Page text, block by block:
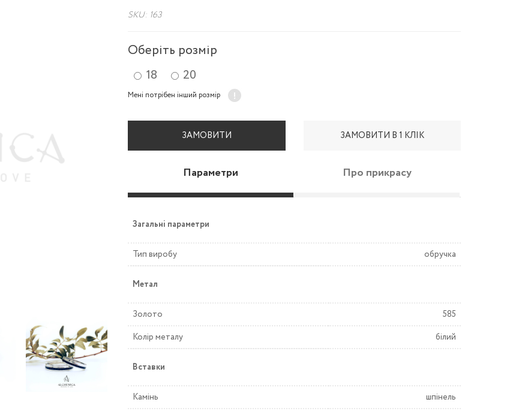
SKU: 163
Оберіть розмір
18 20
Мені потрібен інший розмір
ЗАМОВИТИ ЗАМОВИТИ В 1 КЛІК
Параметри Про прикрасу
Загальні параметри
Тип виробу обручка
Метал
Золото
585
Колір металу
білий
Вставки
Камінь
шпінель